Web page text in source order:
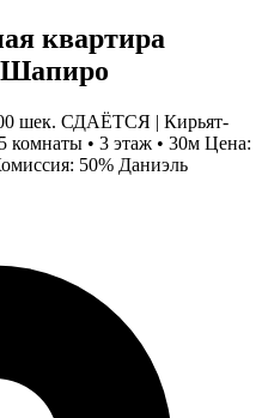
квартира
Шапиро
шек. СДАЁТСЯ | Кирьят-
• 3 этаж • 30м Цена:
50% Даниэль